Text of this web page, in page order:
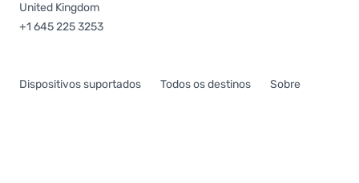
United Kingdom
+1 645 225 3253
Dispositivos suportados Todos os destinos Sobre